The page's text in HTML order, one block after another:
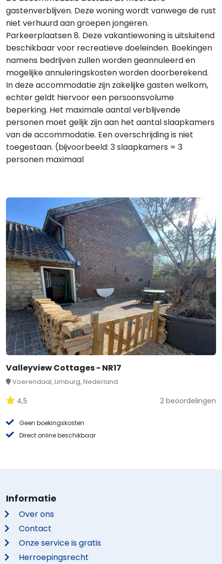
gastenverblijven. Deze woning wordt vanwege de rust
niet verhuurd aan groepen jongeren.
Parkeerplaatsen 8. Deze vakantiewoning is uitsluitend
beschikbaar voor recreatieve doeleinden. Boekingen
namens bedrijven zullen worden geannuleerd en
mogelijke annuleringskosten worden doorberekend.
In deze accommodatie zijn zakelijke gasten welkom,
echter geldt hiervoor een persoonsvolume
beperking. Het maximale aantal verblijvende
personen moet gelijk zijn aan het aantal slaapkamers
van de accommodatie. Een overschrijding is niet
toegestaan. (bijvoorbeeld: 3 slaapkamers = 3
personen maximaal
Valleyview Cottages - NR17
Voerendaal, Limburg, Nederland
4,5 2 beoordelingen
Geen boekingskosten
Direct online beschikbaar
Informatie
Over ons
Contact
Onze service is gratis
Herroepingsrecht